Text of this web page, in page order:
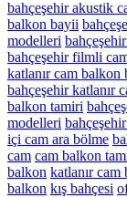
bahçeşehir akustik
balkon bayii
modelleri
bahçeşehir filmli
katlanır cam balkon
bahçeşehir katlanır
balkon tamiri
modelleri
içi cam ara bölme
cam cam balkon
balkon katlanır cam
balkon kış bahçesi